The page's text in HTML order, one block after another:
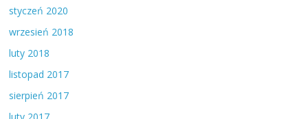
styczeń 2020
wrzesień 2018
luty 2018
listopad 2017
sierpień 2017